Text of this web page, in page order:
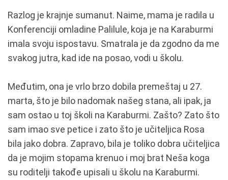
Razlog je krajnje sumanut. Naime, mama je radila u
Konferenciji omladine Palilule, koja je na Karaburmi
imala svoju ispostavu. Smatrala je da zgodno da me
svakog jutra, kad ide na posao, vodi u školu.
Međutim, ona je vrlo brzo dobila premeštaj u 27.
marta, što je bilo nadomak našeg stana, ali ipak, ja
sam ostao u toj školi na Karaburmi. Zašto? Zato što
sam imao sve petice i zato što je učiteljica Rosa
bila jako dobra. Zapravo, bila je toliko dobra učiteljica
da je mojim stopama krenuo i moj brat Neša koga
su roditelji takođe upisali u školu na Karaburmi.